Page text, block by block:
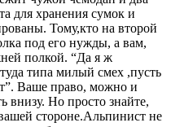
для хранения сумок и
Тому,кто на второй
под его нужды, а вам,
полкой. “Да я ж
типа милый смех ,пусть
Ваше право, можно и
внизу. Но просто знайте,
стороне.Альпинист не